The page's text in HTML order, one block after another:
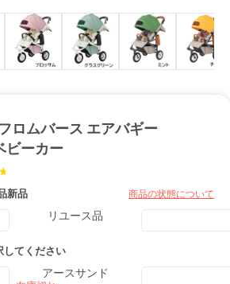
ロムバース エアバギー
ーカー
新品 商品の状態について
リユース品
してください
アースサンド